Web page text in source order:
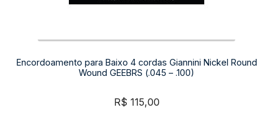
Encordoamento para Baixo 4 cordas Giannini Nickel Round
Wound GEEBRS (.045 – .100)
R$ 115,00